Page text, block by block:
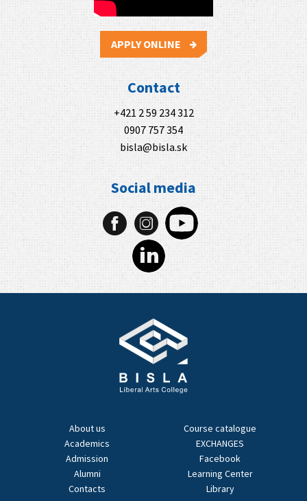
APPLY ONLINE
Contact
+421 2 59 234 312
0907 757 354
bisla@bisla.sk
Social media
About us
Academics
Admission
Alumni
Contacts
Course catalogue
EXCHANGES
Facebook
Learning Center
Library